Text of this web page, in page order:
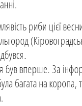
риби цієї
був вперше. За
багата на